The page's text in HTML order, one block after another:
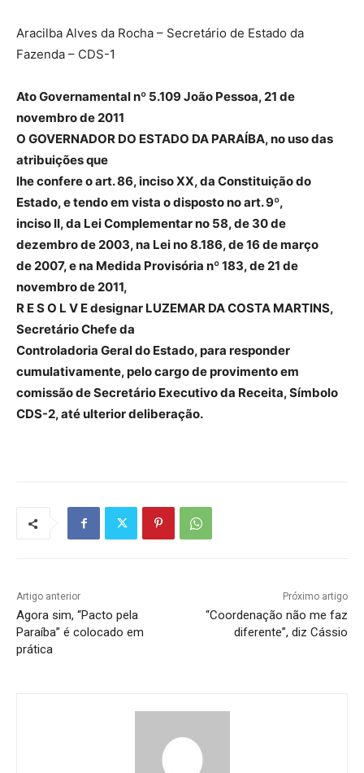
Aracilba Alves da Rocha – Secretário de Estado da
Fazenda – CDS-1
Ato Governamental nº 5.109 João Pessoa, 21 de
novembro de 2011
O GOVERNADOR DO ESTADO DA PARAÍBA, no uso das
atribuições que
lhe confere o art. 86, inciso XX, da Constituição do
Estado, e tendo em vista o disposto no art. 9º,
inciso II, da Lei Complementar no 58, de 30 de
dezembro de 2003, na Lei no 8.186, de 16 de março
de 2007, e na Medida Provisória nº 183, de 21 de
novembro de 2011,
R E S O L V E designar LUZEMAR DA COSTA MARTINS,
Secretário Chefe da
Controladoria Geral do Estado, para responder
cumulativamente, pelo cargo de provimento em
comissão de Secretário Executivo da Receita, Símbolo
CDS-2, até ulterior deliberação.
Artigo anterior
Agora sim, “Pacto pela
Paraíba” é colocado em
prática
Próximo artigo
“Coordenação não me faz
diferente”, diz Cássio